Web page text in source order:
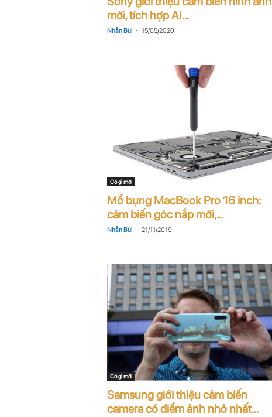
n
.
o
m
mới, tích hợp AI...
Nhẫn Bùi - 15/05/2020
Có gì mới
Mổ bụng MacBook Pro 16 inch:
cảm biến góc nắp mới,...
Nhẫn Bùi - 21/11/2019
Có gì mới
Samsung giới thiệu cảm biến
camera có điểm ảnh nhỏ nhất...